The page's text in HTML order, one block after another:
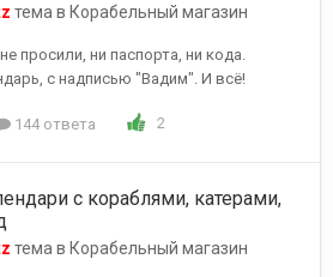
тема в Корабельный магазин
просили, ни паспорта, ни кода.
с надписью "Вадим". И всё!
144 ответа 2
с кораблями, катерами,
тема в Корабельный магазин